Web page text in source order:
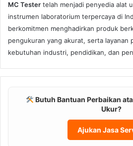
MC Tester telah menjadi penyedia alat
instrumen laboratorium terpercaya di
berkomitmen menghadirkan produk
pengukuran yang akurat, serta layanan
kebutuhan industri, pendidikan, dan
Butuh Bantuan Perbaikan
Ukur?
Ajukan Jasa